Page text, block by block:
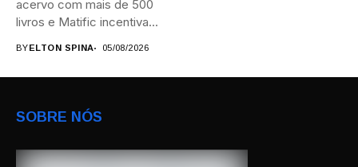
acervo com mais de 500
livros e Matific incentiva...
BY ELTON SPINA 05/08/2026
SOBRE NÓS